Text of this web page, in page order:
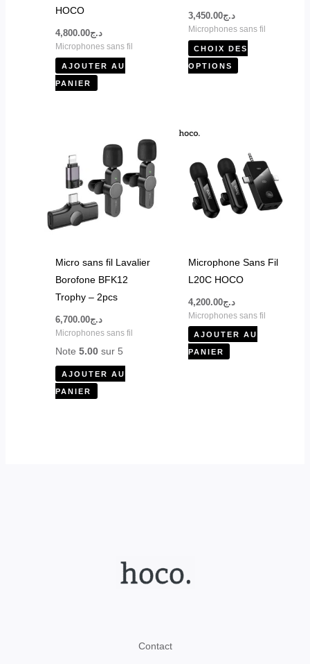
HOCO
د.ج4,800.00
Microphones sans fil
AJOUTER AU
PANIER
د.ج3,450.00
Microphones sans fil
CHOIX DES
OPTIONS
la
page
du
Micro sans fil Lavalier
Borofone BFK12
Trophy – 2pcs
د.ج6,700.00
Microphones sans fil
Note5.00 sur 5
AJOUTER AU
PANIER
Microphone Sans Fil
L20C HOCO
د.ج4,200.00
Microphones sans fil
AJOUTER AU
PANIER
Contact